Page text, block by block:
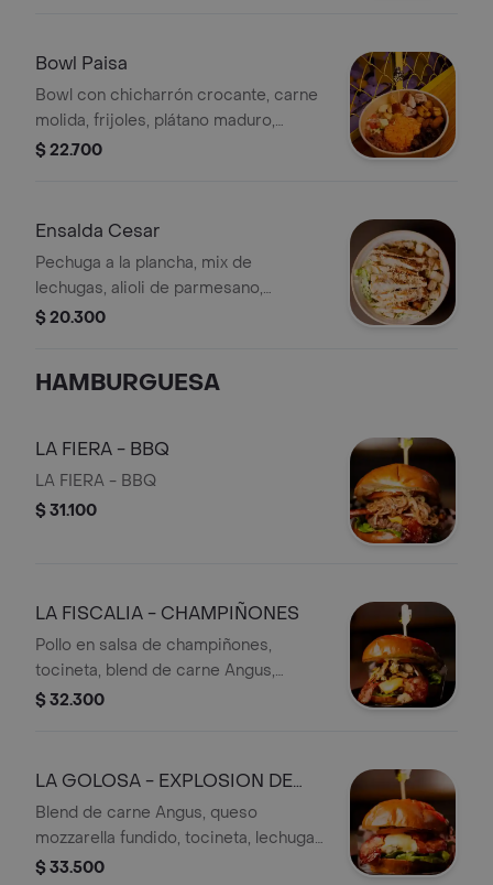
Bowl Paisa
Bowl con chicharrón crocante, carne
molida, frijoles, plátano maduro,
aguacate, papa en casco y arroz.
$ 22.700
Ensalda Cesar
Pechuga a la plancha, mix de
lechugas, alioli de parmesano,
crotones de pan
$ 20.300
HAMBURGUESA
LA FIERA - BBQ
LA FIERA - BBQ
$ 31.100
LA FISCALIA - CHAMPIÑONES
Pollo en salsa de champiñones,
tocineta, blend de carne Angus,
lechuga, tomate, queso cheddar, salsa
$ 32.300
LA GOLOSA - EXPLOSION DE
QUESO
Blend de carne Angus, queso
mozzarella fundido, tocineta, lechuga,
tomate, salsa de la casa y pan brioche
$ 33.500